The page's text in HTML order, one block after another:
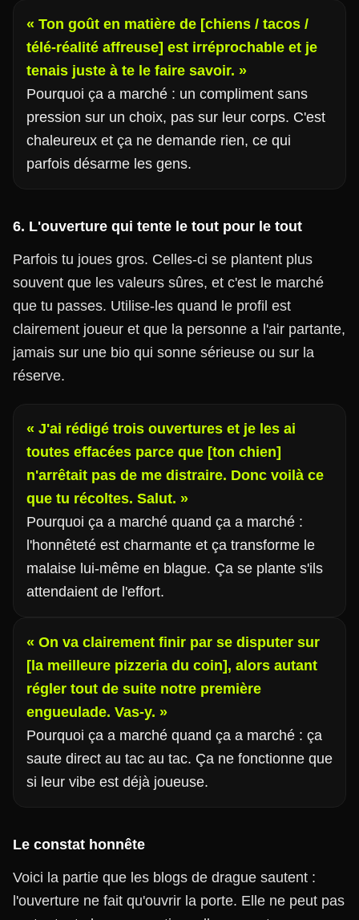
« Ton goût en matière de [chiens / tacos /
télé-réalité affreuse] est irréprochable et je
tenais juste à te le faire savoir. »
Pourquoi ça a marché : un compliment sans
pression sur un choix, pas sur leur corps. C'est
chaleureux et ça ne demande rien, ce qui
parfois désarme les gens.
6. L'ouverture qui tente le tout pour le tout
Parfois tu joues gros. Celles-ci se plantent plus
souvent que les valeurs sûres, et c'est le marché
que tu passes. Utilise-les quand le profil est
clairement joueur et que la personne a l'air partante,
jamais sur une bio qui sonne sérieuse ou sur la
réserve.
« J'ai rédigé trois ouvertures et je les ai
toutes effacées parce que [ton chien]
n'arrêtait pas de me distraire. Donc voilà ce
que tu récoltes. Salut. »
Pourquoi ça a marché quand ça a marché :
l'honnêteté est charmante et ça transforme le
malaise lui-même en blague. Ça se plante s'ils
attendaient de l'effort.
« On va clairement finir par se disputer sur
[la meilleure pizzeria du coin], alors autant
régler tout de suite notre première
engueulade. Vas-y. »
Pourquoi ça a marché quand ça a marché : ça
saute direct au tac au tac. Ça ne fonctionne que
si leur vibe est déjà joueuse.
Le constat honnête
Voici la partie que les blogs de drague sautent :
l'ouverture ne fait qu'ouvrir la porte. Elle ne peut pas